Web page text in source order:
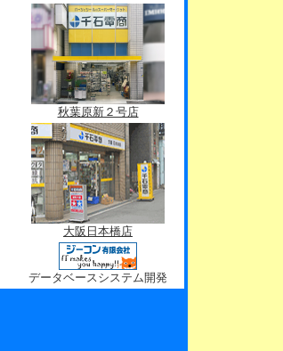
秋葉原新２号店
大阪日本橋店
データベースシステム開発